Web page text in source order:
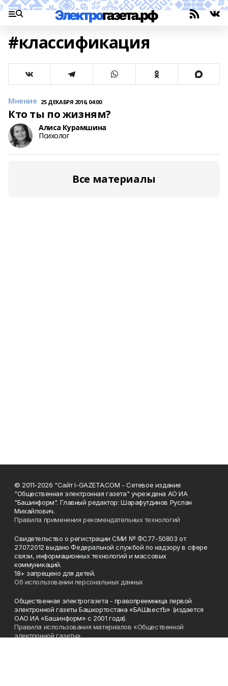
#классификация
Кто ты по жизням?
Мнение 25 ДЕКАБРЯ 2016, 04:00
Алиса Курамшина
Психолог
Все материалы
© 2011-2026 "Сайт I-GAZETA.COM - Сетевое издание
"Общественная электронная газета" учреждена АО ИА
"Башинформ". Главный редактор: Шарафутдинов Руслан
Михайлович.
Правила применения рекомендательных технологий
Свидетельство о регистрации СМИ № ФС77-50803 от
27.07.2012 выдано Федеральной службой по надзору в сфере
связи, информационных технологий и массовых
коммуникаций.
18+ запрещено для детей.
Об использовании персональных данных
Общественная электрогазета - правопреемница первой
электронной газеты Башкортостана «БАШвестЪ» (издается
ОАО ИА «Башинформ» с 2001 года).
Правила использования материалов «Общественной
электронной газеты»